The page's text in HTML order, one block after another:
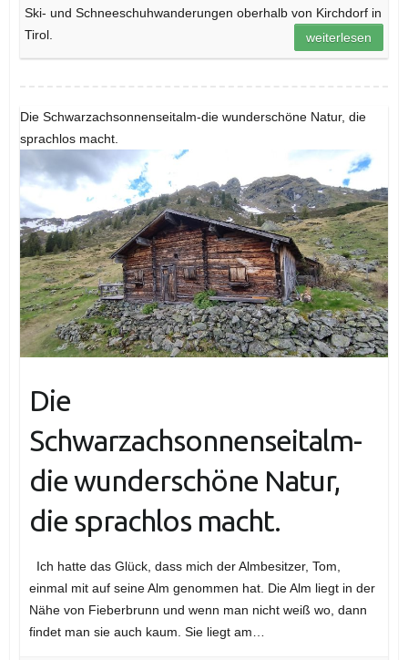
Ski- und Schneeschuhwanderungen oberhalb von Kirchdorf in
Tirol.
weiterlesen
Die Schwarzachsonnenseitalm-die wunderschöne Natur, die
sprachlos macht.
Die
Schwarzachsonnenseitalm-
die wunderschöne Natur,
die sprachlos macht.
Ich hatte das Glück, dass mich der Almbesitzer, Tom,
einmal mit auf seine Alm genommen hat. Die Alm liegt in der
Nähe von Fieberbrunn und wenn man nicht weiß wo, dann
findet man sie auch kaum. Sie liegt am…